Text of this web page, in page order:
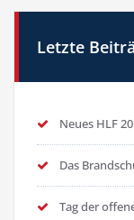
Letzte
Neues HLF
Das
Tag der